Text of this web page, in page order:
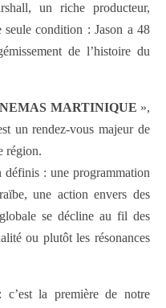
un riche producteur,
condition : Jason a 48
de l’histoire du
MARTINIQUE »,
un rendez-vous majeur de
région.
définis : une programmation
une action envers des
se décline au fil des
ou plutôt les résonances
c’est la première de notre